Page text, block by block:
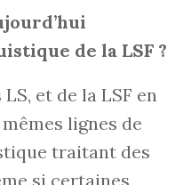
de la LSF ?
et de la LSF en
lignes de
traitant des
si certaines